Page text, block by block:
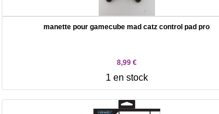
manette pour gamecube mad catz control pad pro
8,99 €
1 en stock